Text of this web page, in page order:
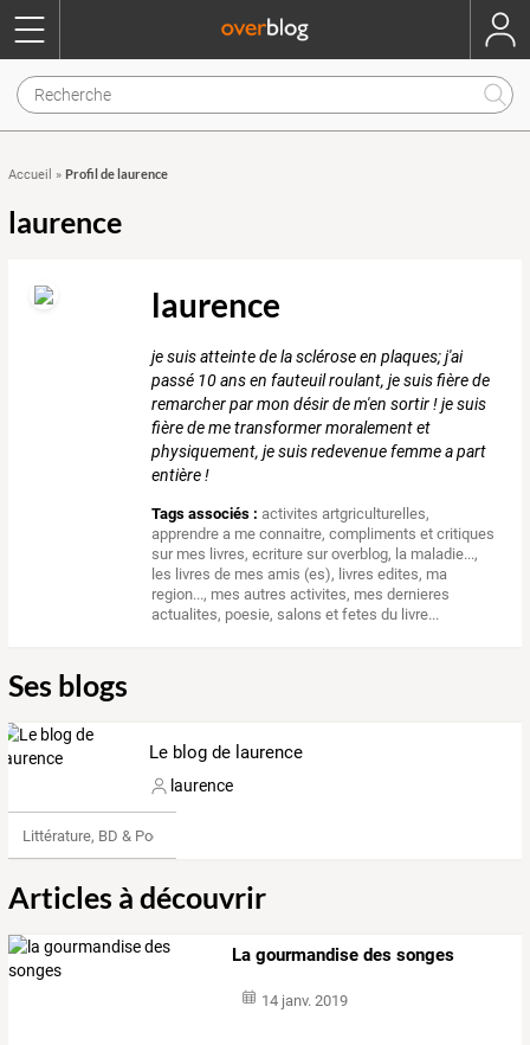
Accueil » Profil de laurence
laurence
laurence
je suis atteinte de la sclérose en plaques; j'ai
passé 10 ans en fauteuil roulant, je suis fière de
remarcher par mon désir de m'en sortir ! je suis
fière de me transformer moralement et
physiquement, je suis redevenue femme a part
entière !
Tags associés : activites artgriculturelles,
apprendre a me connaitre,compliments et critiques
sur mes livres,ecriture sur overblog, la maladie...,
les livres de mes amis (es), livres edites, ma
region..., mes autres activites, mes dernieres
actualites, poesie,salons et fetes du livre...
Ses blogs
Le blog de laurence
laurence
Littérature, BD & Poésie
Articles à découvrir
La gourmandise des songes
14 janv. 2019